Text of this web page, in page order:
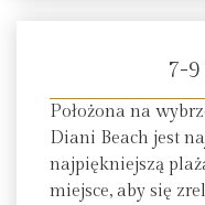
7-
Położona na
Diani Beach jest
najpiękniejszą
miejsce, aby się